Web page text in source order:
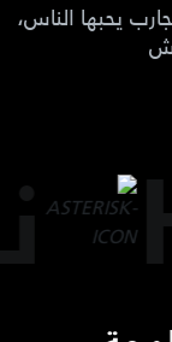
يحبها الناس،